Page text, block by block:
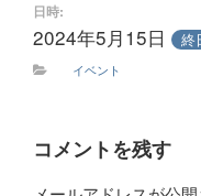
日時:
2024年5月15日 終
イベント
コメントを残す